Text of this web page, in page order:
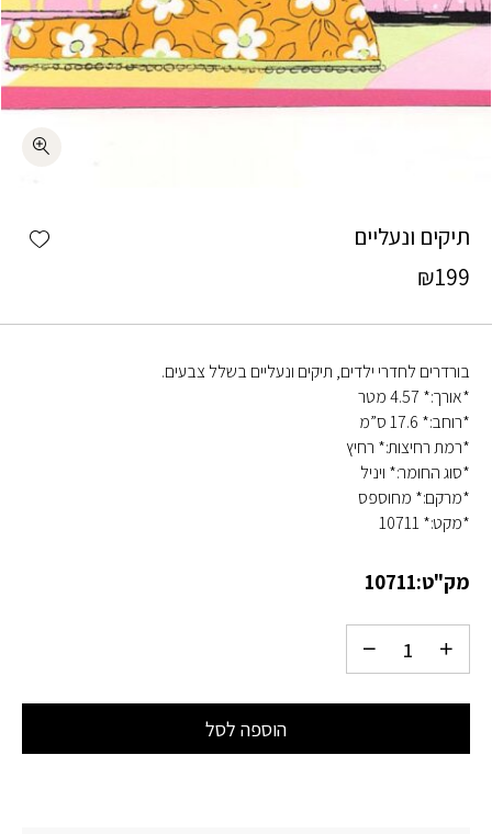
תיקים ונעליים
₪199
בורדרים לחדרי ילדים, תיקים ונעליים בשלל צבעים.
*אורך:* 4.57 מטר
*רוחב:* 17.6 ס”מ
*רמת רחיצות:* רחיץ
*סוג החומר:* ויניל
*מרקם:* מחוספס
*מקט:* 10711
מק"ט:10711
הוספה לסל